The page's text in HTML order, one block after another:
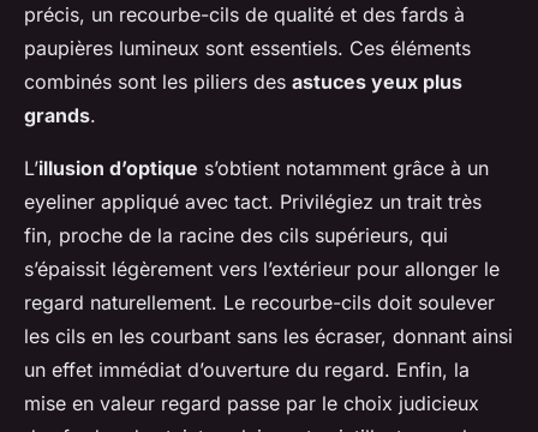
précis, un recourbe-cils de qualité et des fards à
paupières lumineux sont essentiels. Ces éléments
combinés sont les piliers des astuces yeux plus
grands.
L’illusion d’optique s’obtient notamment grâce à un
eyeliner appliqué avec tact. Privilégiez un trait très
fin, proche de la racine des cils supérieurs, qui
s’épaissit légèrement vers l’extérieur pour allonger le
regard naturellement. Le recourbe-cils doit soulever
les cils en les courbant sans les écraser, donnant ainsi
un effet immédiat d’ouverture du regard. Enfin, la
mise en valeur regard passe par le choix judicieux